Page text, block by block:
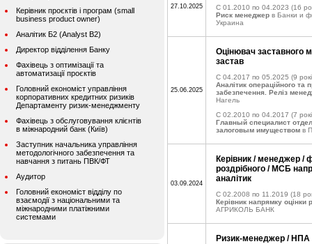
Керівник проєктів і програм (small
business product owner)
Аналітик Б2 (Analyst B2)
Директор відділення Банку
Фахівець з оптимізації та
автоматизації проєктів
Головний економіст управління
корпоративних кредитних ризиків
Департаменту ризик-менеджменту
Фахівець з обслуговування клієнтів
в міжнародний банк (Київ)
Заступник начальника управління
методологічного забезпечення та
навчання з питань ПВК/ФТ
Аудитор
Головний економіст відділу по
взаємодії з національними та
міжнародними платіжними
системами
27.10.2025 C 01.2010 по 04.2023 (16
Риск менеджер в Банки и
Украина
25.06.2025
Оцінювач заставного
застав
C 04.2017 по 05.2025 (9
Аналітик операційного та
забезпечення. Реліз
Нагель
C 02.2010 по 04.2017 (7
Главный специалист
залоговым имуществом в
03.09.2024
Керівник / менеджер /
роздрібного / МСБ
аналітик
C 02.2008 по 11.2019 (18
Керівник напрямку оцінки
АГРИКОЛЬ БАНК
Ризик-менеджер / НПА /